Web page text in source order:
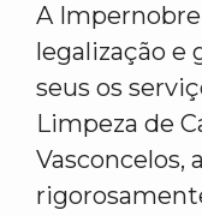
A
legalização e
seus os
Limpeza de
Vasconcelos,